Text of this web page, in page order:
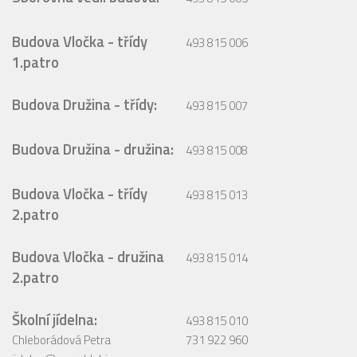
Budova Vločka - třídy
1.patro
493 815 006
Budova Družina - třídy: 493 815 007
Budova Družina - družina: 493 815 008
Budova Vločka - třídy
2.patro
493 815 013
Budova Vločka - družina
2.patro
493 815 014
Školní jídelna:
Chleborádová Petra
493 815 010
731 922 960